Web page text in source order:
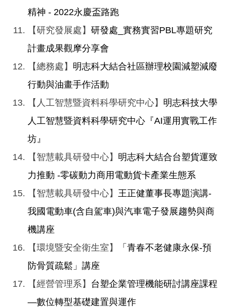
精神 - 2022永慶盃路跑
【研究發展處】 研發處_實務實習PBL專題研究
計畫成果觀摩分享會
【總務處】 明志科大結合社區辦理校園減塑減廢
行動與油畫手作活動
【人工智慧暨資料科學研究中心】 明志科技大學
人工智慧暨資料科學研究中心『AI運用實戰工作
坊』
【智慧載具研發中心】 明志科大結合台塑貨運致
力推動 -零碳動力商用電動貨卡產業生態系
【智慧載具研發中心】 王正健董事長專題演講-
我國電動車(含自駕車)與汽車電子發展趨勢與商
機講座
【環境暨安全衛生室】
「青春不老健康永保-預
防骨質疏鬆」講座
【經營管理系】 台塑企業管理機能研討講座課程
—數位轉型基礎建置與運作